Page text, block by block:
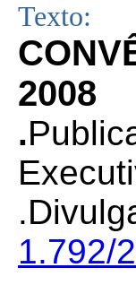
Texto:
2008
.
1.792/